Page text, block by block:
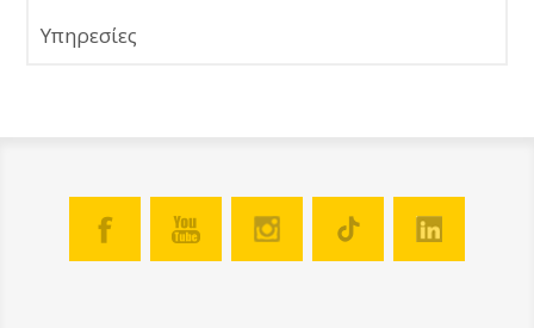
Υπηρεσίες